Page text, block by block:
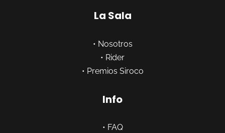
La Sala
• Nosotros
• Rider
• Premios Siroco
Info
• FAQ